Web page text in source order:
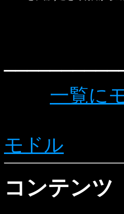
一覧に
モドル
コンテンツ